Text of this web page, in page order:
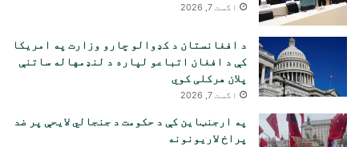
اگست 7, 2026
د افغانستان د کډوالو چارو وزارت په امریکا
کې د افغان اتباعو لپاره د لنډمهاله ساتنې
پلان هرکلی کوي
اگست 7, 2026
په ارجنټاین کې د حکومت د جنجالي لایحې پر ضد
پراخ لاریونونه